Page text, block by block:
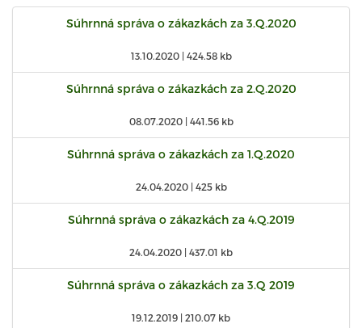
Súhrnná správa o zákazkách za 3.Q.2020
13.10.2020 | 424.58 kb
Súhrnná správa o zákazkách za 2.Q.2020
08.07.2020 | 441.56 kb
Súhrnná správa o zákazkách za 1.Q.2020
24.04.2020 | 425 kb
Súhrnná správa o zákazkách za 4.Q.2019
24.04.2020 | 437.01 kb
Súhrnná správa o zákazkách za 3.Q 2019
19.12.2019 | 210.07 kb